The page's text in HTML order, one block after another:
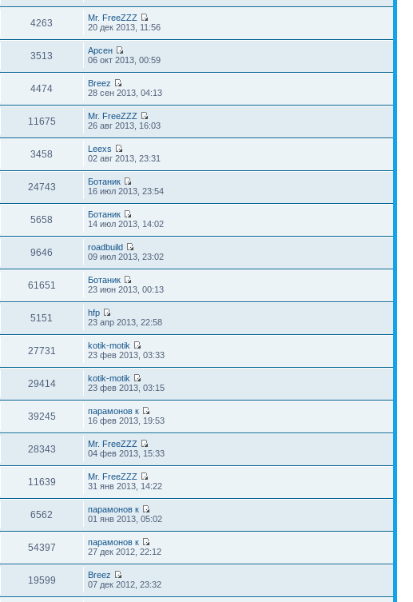
4263
Mr. FreeZZZ
20 дек 2013, 11:56
3513
Арсен
06 окт 2013, 00:59
4474
Breez
28 сен 2013, 04:13
11675
Mr. FreeZZZ
26 авг 2013, 16:03
3458
Leexs
02 авг 2013, 23:31
24743
Ботаник
16 июл 2013, 23:54
5658
Ботаник
14 июл 2013, 14:02
9646
roadbuild
09 июл 2013, 23:02
61651
Ботаник
23 июн 2013, 00:13
5151
hfp
23 апр 2013, 22:58
27731
kotik-motik
23 фев 2013, 03:33
29414
kotik-motik
23 фев 2013, 03:15
39245
парамонов к
16 фев 2013, 19:53
28343
Mr. FreeZZZ
04 фев 2013, 15:33
11639
Mr. FreeZZZ
31 янв 2013, 14:22
6562
парамонов к
01 янв 2013, 05:02
54397
парамонов к
27 дек 2012, 22:12
19599
Breez
07 дек 2012, 23:32